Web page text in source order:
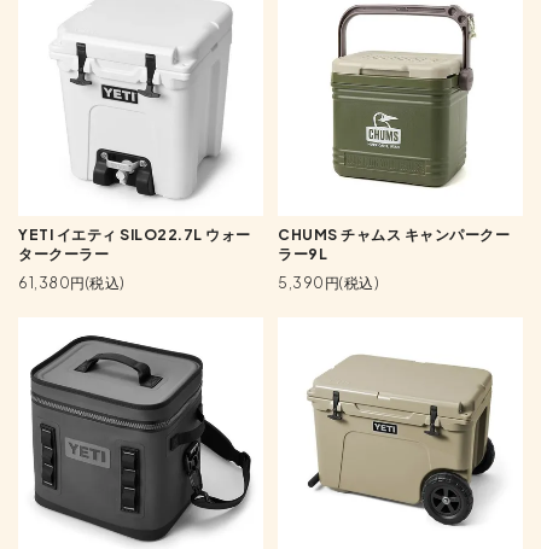
YETI イエティ SILO22.7L ウォー
タークーラー
61,380円(税込)
CHUMS チャムス キャンパークー
ラー9L
5,390円(税込)